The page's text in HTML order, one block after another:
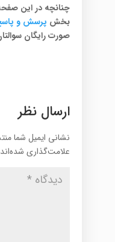
چنانچه در این صفحه
بخش پرسش و
صورت رایگان
ارسال نظر
نشانی ایمیل شما
علامت‌گذاری شده‌اند